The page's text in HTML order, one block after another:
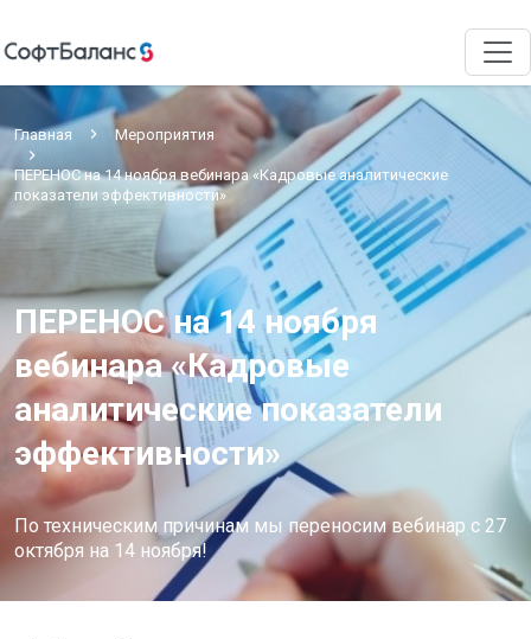
Главная Мероприятия
ПЕРЕНОС на 14 ноября вебинара «Кадровые аналитические
показатели эффективности»
ПЕРЕНОС на 14 ноября
вебинара «Кадровые
аналитические показатели
эффективности»
По техническим причинам мы переносим вебинар с 27
октября на 14 ноября!